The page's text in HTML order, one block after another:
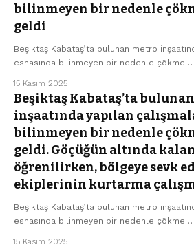
bilinmeyen bir nedenle
geldi
Beşiktaş Kabataş’ta bulunan metro
esnasında bilinmeyen bir nedenle çökme…
15 Kasım 2025
Beşiktaş Kabataş’ta
inşaatında yapılan
bilinmeyen bir nedenle
geldi. Göçüğün altında
öğrenilirken, bölgeye sevk
ekiplerinin kurtarma
Beşiktaş Kabataş’ta bulunan metro
esnasında bilinmeyen bir nedenle çökme…
15 Kasım 2025